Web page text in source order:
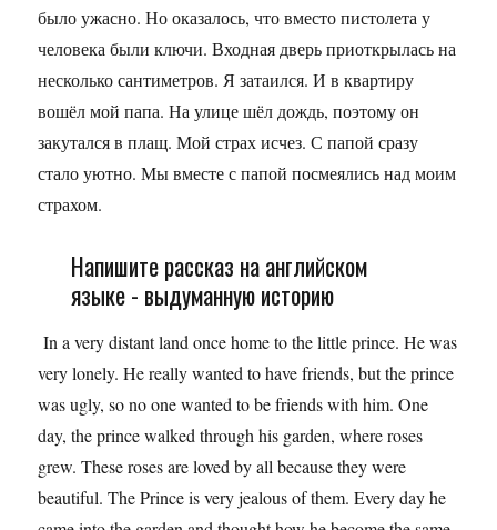
было ужасно. Но оказалось, что вместо пистолета у
человека были ключи. Входная дверь приоткрылась на
несколько сантиметров. Я затаился. И в квартиру
вошёл мой папа. На улице шёл дождь, поэтому он
закутался в плащ. Мой страх исчез. С папой сразу
стало уютно. Мы вместе с папой посмеялись над моим
страхом.
Напишите рассказ на английском
языке - выдуманную историю
In a very distant land once home to the little prince. He was
very lonely. He really wanted to have friends, but the prince
was ugly, so no one wanted to be friends with him. One
day, the prince walked through his garden, where roses
grew. These roses are loved by all because they were
beautiful. The Prince is very jealous of them. Every day he